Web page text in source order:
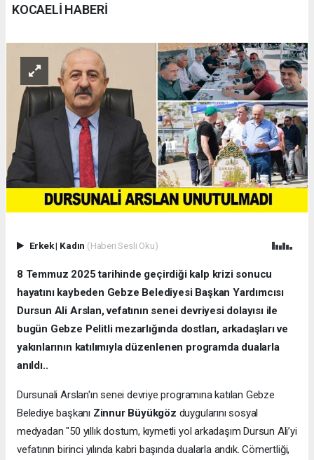
KOCAELİ HABERİ
Erkek| Kadın (Haberi Sesli Oku)
8 Temmuz 2025 tarihinde geçirdiği kalp krizi sonucu
hayatını kaybeden Gebze Belediyesi Başkan Yardımcısı
Dursun Ali Arslan, vefatının senei devriyesi dolayısı ile
bugün Gebze Pelitli mezarlığında dostları, arkadaşları ve
yakınlarının katılımıyla düzenlenen programda dualarla
anıldı..
Dursunali Arslan'ın senei devriye programına katılan Gebze
Belediye başkanı Zinnur Büyükgöz duygularını sosyal
medyadan "50 yıllık dostum, kıymetli yol arkadaşım Dursun Ali’yi
vefatının birinci yılında kabri başında dualarla andık. Cömertliği,